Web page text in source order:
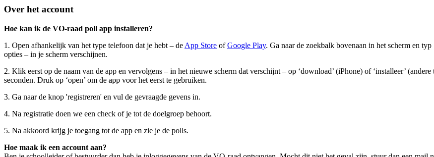
Over het account
Hoe kan ik de VO-raad poll app installeren?
1. Open afhankelijk van het type telefoon dat je hebt – de App Store ofGoogle Play. Ga naar de zoekbalk bovenaan in het scherm en
opties – in je scherm verschijnen.
2. Klik eerst op de naam van de app en vervolgens – in het nieuwe scherm dat verschijnt – op ‘download’ (iPhone) of ‘installeer’
seconden. Druk op ‘open’ om de app voor het eerst te gebruiken.
3. Ga naar de knop 'registreren' en vul de gevraagde gevens in.
4. Na registratie doen we een check of je tot de doelgroep behoort.
5. Na akkoord krijg je toegang tot de app en zie je de polls.
Hoe maak ik een account aan?